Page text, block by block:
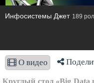
Инфосистемы Джет 189
О видео
Круглый стол «Big